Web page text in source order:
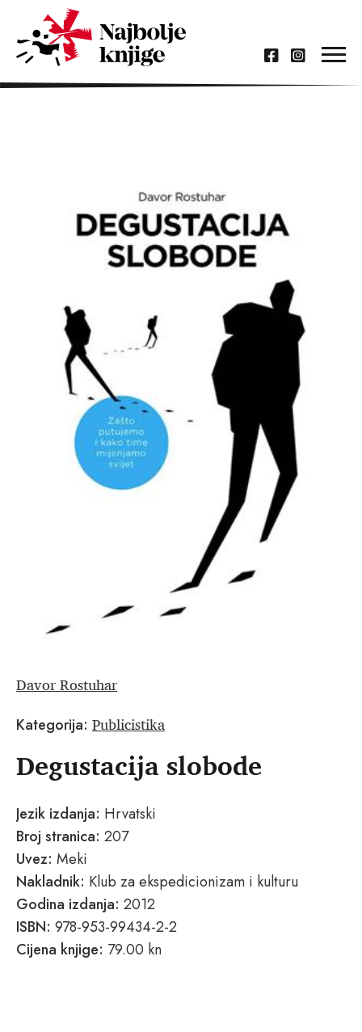
Davor Rostuhar
Kategorija: Publicistika
Degustacija slobode
Jezik izdanja: Hrvatski
Broj stranica: 207
Uvez: Meki
Nakladnik: Klub za ekspedicionizam i kulturu
Godina izdanja: 2012
ISBN: 978-953-99434-2-2
Cijena knjige: 79.00 kn